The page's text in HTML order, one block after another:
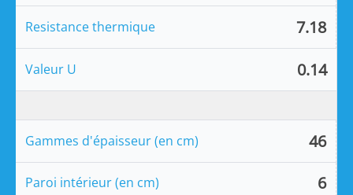
Resistance thermique 7.18
Valeur U 0.14
Gammes d'épaisseur (en cm) 46
Paroi intérieur (en cm) 6